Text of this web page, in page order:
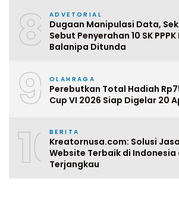
8 ADVETORIAL
Dugaan Manipulasi Data,
Sebut Penyerahan 10 SK
Balanipa Ditunda
9 OLAHRAGA
Perebutkan Total Hadiah
Cup VI 2026 Siap Digelar 20
10BERITA
Kreatornusa.com: Solusi
Website Terbaik di Indonesia
Terjangkau